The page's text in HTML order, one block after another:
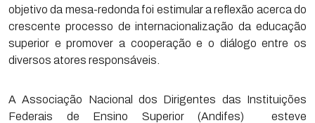
objetivo da mesa-redonda foi estimular a reflexão acerca do
crescente processo de internacionalização da educação
superior e promover a cooperação e o diálogo entre os
diversos atores responsáveis.
A Associação Nacional dos Dirigentes das Instituições
Federais de Ensino Superior (Andifes) esteve